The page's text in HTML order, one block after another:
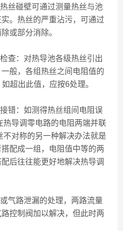
碰壁可通过测量热丝与池
。热丝的严重沾污，可通过
或部分消除。
：对热导池各级热丝引出
般，各组热丝之间电阻值的
超出此值，应按6处理。
：如测得热丝组间电阻误
导调零电路的电阻两端并联
不对称的另一种解决办法就是
配成一组，电阻值中等的两
后往往能更好地解决热导调
路泄漏的处理，两路流量
控制阀加以解决，但此时两